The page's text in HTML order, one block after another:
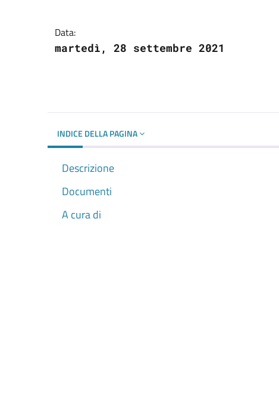
Data:
martedì, 28 settembre 2021
INDICE DELLA PAGINA
Descrizione
Documenti
A cura di